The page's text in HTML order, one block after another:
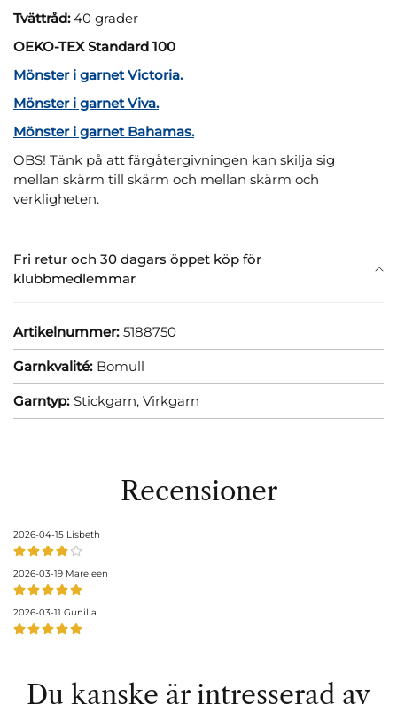
Fri retur och 30 dagars öppet köp för
klubbmedlemmar
Tvättråd:40 grader
OEKO-TEX Standard 100
Mönster i garnet Victoria.
Mönster i garnet Viva.
Mönster i garnet Bahamas.
OBS! Tänk på att färgåtergivningen kan skilja sig
mellan skärm till skärm och mellan skärm och
verkligheten.
Artikelnummer: 5188750
Garnkvalité: Bomull
Garntyp: Stickgarn, Virkgarn
Recensioner
2026-04-15 Lisbeth
2026-03-19 Mareleen
2026-03-11 Gunilla
Du kanske är intresserad av